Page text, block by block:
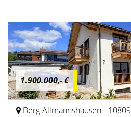
1.900.000,- €
Berg-Allmannshausen - 10809